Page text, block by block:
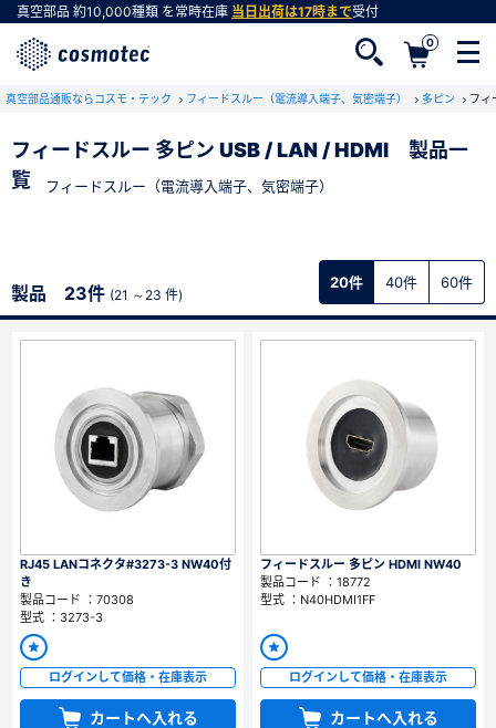
真空部品 約10,000種類 を常時在庫 当日出荷は17時まで受付
0
真空部品通販ならコスモ・テック フィードスルー（電流導入端子、気密端子） 多ピン フィ
フィードスルー 多ピン USB / LAN / HDMI 製品一
覧
フィードスルー（電流導入端子、気密端子）
製品 23件 (21 ～23 件)
20件 40件 60件
RJ45 LANコネクタ#3273-3 NW40付
き
製品コード ：70308
型式 ：3273-3
ログインして価格・在庫表示
カートへ入れる
フィードスルー 多ピン HDMI NW40
製品コード ：18772
型式 ：N40HDMI1FF
ログインして価格・在庫表示
カートへ入れる
会員登録がお済みでない方
※新規会員登録をお申し込み頂いてから本登録となるまで、数日間かかる場合
があります。また当社の判断によりお断りする場合があります。
会員の方はこちら